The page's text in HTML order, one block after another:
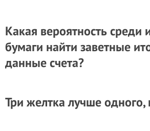
Какая вероятность среди
бумаги найти заветные
данные счета?
Три желтка лучше одного,